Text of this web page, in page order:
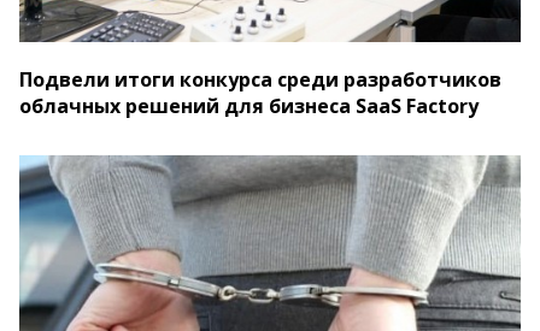
Подвели итоги конкурса среди разработчиков
облачных решений для бизнеса SaaS Factory